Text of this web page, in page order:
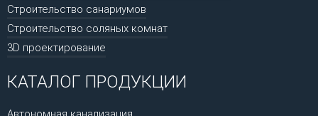
Строительство санариумов
Строительство соляных комнат
3D проектирование
КАТАЛОГ ПРОДУКЦИИ